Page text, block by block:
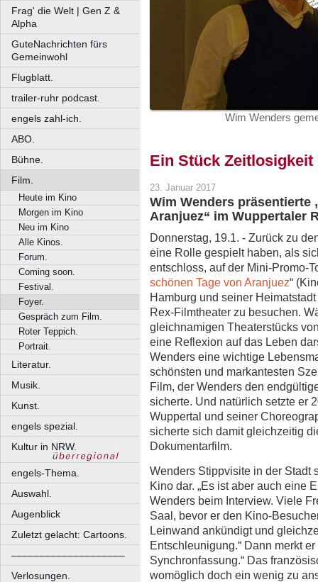
Frag' die Welt | Gen Z &
Alpha
GuteNachrichten fürs
Gemeinwohl
Flugblatt.
trailer-ruhr podcast.
engels zahl-ich.
ABO.
Bühne.
Film.
Heute im Kino
Morgen im Kino
Neu im Kino
Alle Kinos.
Forum.
Coming soon.
Festival.
Foyer.
Gespräch zum Film.
Roter Teppich.
Portrait.
Literatur.
Musik.
Kunst.
engels spezial.
Kultur in NRW.
engels-Thema.
Auswahl.
Augenblick
Zuletzt gelacht: Cartoons.
––––––––––––––––––––
Verlosungen.
Wim Wenders
Ein Stück Zeitlosigkeit
23. Januar 2017
Wim Wenders präsentierte
Aranjuez“ im Wuppertaler
Donnerstag, 19.1. - Zurück zu
eine Rolle gespielt haben, als
entschloss, auf der Mini-Promo-
schönen Tage von Aranjuez“
Hamburg und seiner
Rex-Filmtheater zu besuchen.
gleichnamigen Theaterstücks
eine Reflexion auf das Leben
Wenders eine wichtige
schönsten und markantesten
Film, der Wenders den
sicherte. Und natürlich setzte er
Wuppertal und seiner
sicherte sich damit gleichzeitig
Dokumentarfilm.
Wenders Stippvisite in der Stadt
Kino dar. „Es ist aber auch eine
Wenders beim Interview. Viele
Saal, bevor er den Kino-
Leinwand ankündigt und
Entschleunigung.“ Dann merkt
Synchronfassung.“ Das
womöglich doch ein wenig zu